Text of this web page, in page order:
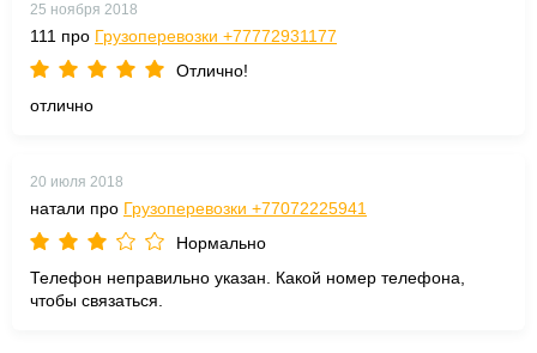
25 ноября 2018
111 про Грузоперевозки +77772931177
Отлично!
отлично
20 июля 2018
натали про Грузоперевозки +77072225941
Нормально
Телефон неправильно указан. Какой номер телефона,
чтобы связаться.